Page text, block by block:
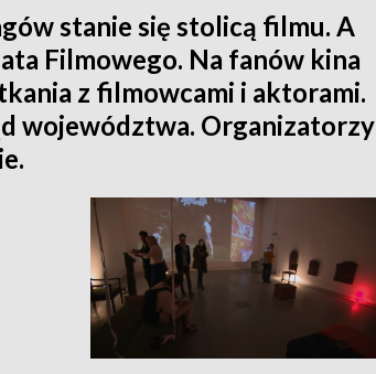
stanie się stolicą filmu. A
Filmowego. Na fanów kina
z filmowcami i aktorami.
województwa. Organizatorzy